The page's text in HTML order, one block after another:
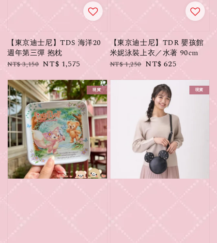
【東京迪士尼】TDS 海洋20
週年第三彈 抱枕
Regular
NT$ 3,150 Sale
NT$ 1,575
【東京迪士尼】TDR 嬰孩館
米妮泳裝上衣／水著 90cm
Regular
NT$ 1,250 Sale
NT$ 625
現貨 現貨